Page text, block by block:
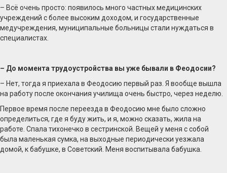
– Всё очень просто: появилось много частных медицинских
учреждений с более высоким доходом, и государственные
медучреждения, муниципальные больницы стали нуждаться в
специалистах.
– До момента трудоустройства вы уже бывали в Феодосии?
– Нет, тогда я приехала в Феодосию первый раз. Я вообще вышла
на работу после окончания училища очень быстро, через неделю.
Первое время после переезда в Феодосию мне было сложно
определиться, где я буду жить, и я, можно сказать, жила на
работе. Спала тихонечко в сестринской. Вещей у меня с собой
была маленькая сумка, на выходные периодически уезжала
домой, к бабушке, в Советский. Меня воспитывала бабушка.